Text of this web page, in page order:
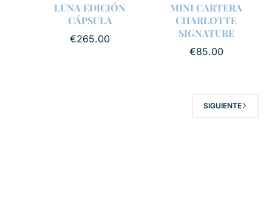
LUNA EDICIÓN
CÁPSULA
€265.00
MINI CARTERA
CHARLOTTE
SIGNATURE
€85.00
SIGUIENTE